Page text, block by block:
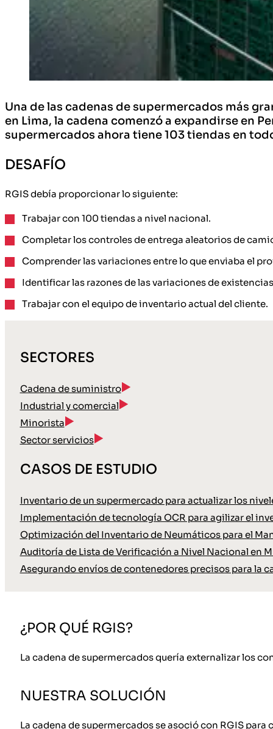
Una de las cadenas de supermercados más
en Lima, la cadena comenzó a expandirse en
supermercados ahora tiene 103 tiendas en
DESAFÍO
RGIS debía proporcionar lo siguiente:
Trabajar con 100 tiendas a nivel nacional.
Completar los controles de entrega aleatorios de
Comprender las variaciones entre lo que enviaba el
Identificar las razones de las variaciones de
Trabajar con el equipo de inventario actual del cliente.
SECTORES
Cadena de suministro
Industrial y comercial
Minorista
Sector servicios
CASOS DE ESTUDIO
Inventario de un supermercado para actualizar los
Implementación de tecnología OCR para agilizar el
Optimización del Inventario de Neumáticos para el
Auditoría de Lista de Verificación a Nivel Nacional en
Asegurando envíos de contenedores precisos para la
¿POR QUÉ RGIS?
La cadena de supermercados quería externalizar los
NUESTRA SOLUCIÓN
La cadena de supermercados se asoció con RGIS